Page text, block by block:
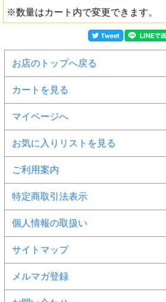
※数量はカート内で変更できます。
お店のトップへ戻る
カートを見る
マイページへ
お気に入りリストを見る
ご利用案内
特定商取引法表示
個人情報の取扱い
サイトマップ
メルマガ登録